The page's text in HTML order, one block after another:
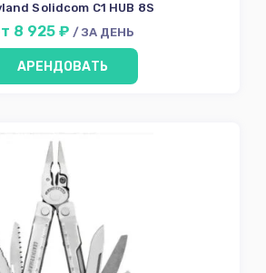
Solidcom C1 HUB 8S
8 925 ₽ / ЗА ДЕНЬ
АРЕНДОВАТЬ